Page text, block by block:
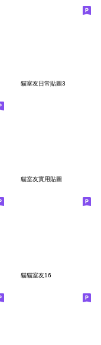
貓室友日常貼圖3
貓室友實用貼圖
貓貓室友16